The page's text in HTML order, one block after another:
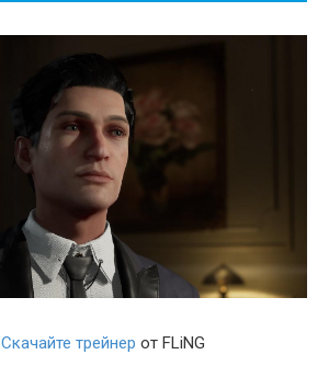
Скачайте трейнер от FLiNG